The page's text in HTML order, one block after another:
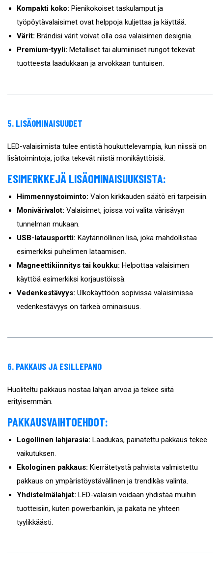
Kompakti koko: Pienikokoiset taskulamput ja
työpöytävalaisimet ovat helppoja kuljettaa ja käyttää.
Värit: Brändisi värit voivat olla osa valaisimen designia.
Premium-tyyli: Metalliset tai alumiiniset rungot tekevät
tuotteesta laadukkaan ja arvokkaan tuntuisen.
5. LISÄOMINAISUUDET
LED-valaisimista tulee entistä houkuttelevampia, kun niissä on
lisätoimintoja, jotka tekevät niistä monikäyttöisiä.
ESIMERKKEJÄ LISÄOMINAISUUKSISTA:
Himmennystoiminto: Valon kirkkauden säätö eri tarpeisiin.
Monivärivalot: Valaisimet, joissa voi valita värisävyn
tunnelman mukaan.
USB-latausportti: Käytännöllinen lisä, joka mahdollistaa
esimerkiksi puhelimen lataamisen.
Magneettikiinnitys tai koukku: Helpottaa valaisimen
käyttöä esimerkiksi korjaustöissä.
Vedenkestävyys: Ulkokäyttöön sopivissa valaisimissa
vedenkestävyys on tärkeä ominaisuus.
6. PAKKAUS JA ESILLEPANO
Huoliteltu pakkaus nostaa lahjan arvoa ja tekee siitä
erityisemmän.
PAKKAUSVAIHTOEHDOT:
Logollinen lahjarasia: Laadukas, painatettu pakkaus tekee
vaikutuksen.
Ekologinen pakkaus: Kierrätetystä pahvista valmistettu
pakkaus on ympäristöystävällinen ja trendikäs valinta.
Yhdistelmälahjat: LED-valaisin voidaan yhdistää muihin
tuotteisiin, kuten powerbankiin, ja pakata ne yhteen
tyylikkäästi.